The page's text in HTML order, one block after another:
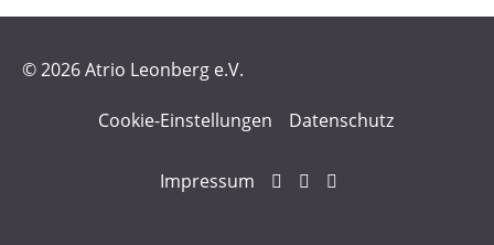
© 2026 Atrio Leonberg e.V.
Cookie-Einstellungen Datenschutz
Impressum